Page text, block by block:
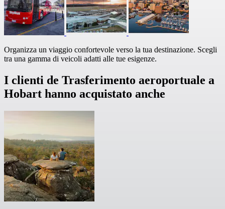
Organizza un viaggio confortevole verso la tua destinazione. Scegli
tra una gamma di veicoli adatti alle tue esigenze.
I clienti de Trasferimento aeroportuale a
Hobart hanno acquistato anche